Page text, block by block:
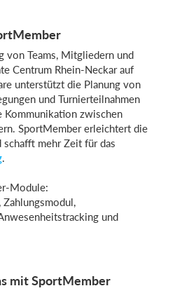
von Teams, Mitgliedern und
Centrum Rhein-Neckar auf
unterstützt die Planung von
und Turnierteilnahmen
Kommunikation zwischen
SportMember erleichtert die
schafft mehr Zeit für das
.
Module:
, Zahlungsmodul,
und
mit SportMember